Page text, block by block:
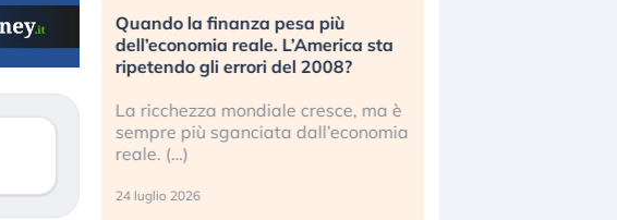
Quando la finanza pesa più
dell’economia reale. L’America sta
ripetendo gli errori del 2008?
La ricchezza mondiale cresce, ma è
sempre più sganciata dall’economia
24 luglio 2026
Russia e Cina pronti a spegnere
Starlink. Gli investitori stanno
sottovalutando il rischio?
Gli investitori tech continuano a
ignorare il rischio geopolitico: il (…)